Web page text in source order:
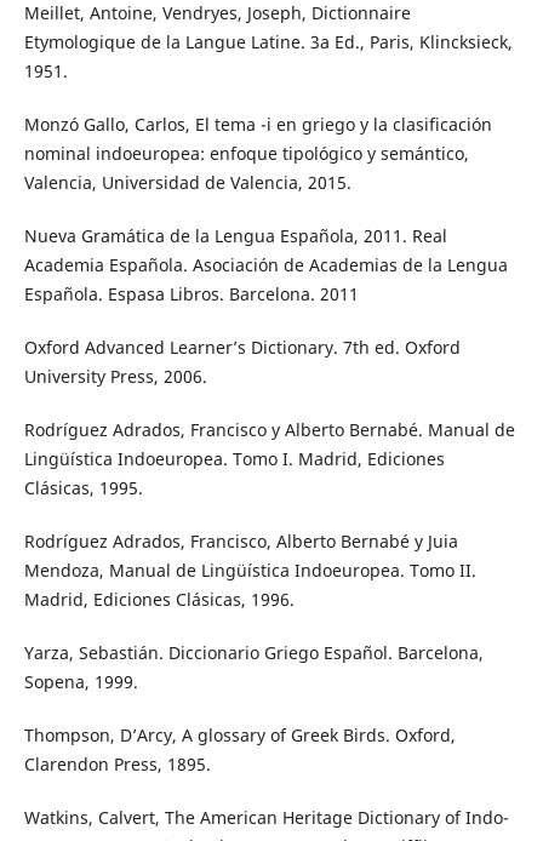
Meillet, Antoine, Vendryes, Joseph, Dictionnaire
Etymologique de la Langue Latine. 3a Ed., Paris, Klincksieck,
1951.
Monzó Gallo, Carlos, El tema -i en griego y la clasificación
nominal indoeuropea: enfoque tipológico y semántico,
Valencia, Universidad de Valencia, 2015.
Nueva Gramática de la Lengua Española, 2011. Real
Academia Española. Asociación de Academias de la Lengua
Española. Espasa Libros. Barcelona. 2011
Oxford Advanced Learner’s Dictionary. 7th ed. Oxford
University Press, 2006.
Rodríguez Adrados, Francisco y Alberto Bernabé. Manual de
Lingüística Indoeuropea. Tomo I. Madrid, Ediciones
Clásicas, 1995.
Rodríguez Adrados, Francisco, Alberto Bernabé y Juia
Mendoza, Manual de Lingüística Indoeuropea. Tomo II.
Madrid, Ediciones Clásicas, 1996.
Yarza, Sebastián. Diccionario Griego Español. Barcelona,
Sopena, 1999.
Thompson, D’Arcy, A glossary of Greek Birds. Oxford,
Clarendon Press, 1895.
Watkins, Calvert, The American Heritage Dictionary of Indo-